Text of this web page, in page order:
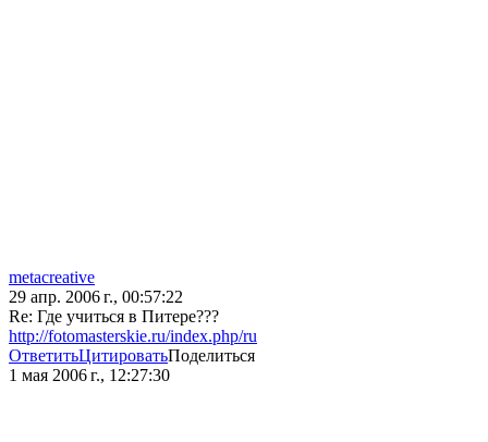
metacreative
29 апр. 2006 г., 00:57:22
Re: Где учиться в Питере???
http://fotomasterskie.ru/index.php/ru
ОтветитьЦитироватьПоделиться
1 мая 2006 г., 12:27:30